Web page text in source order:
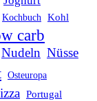
Kochbuch Kohl
carb
Nudeln Nüsse
Osteuropa
Portugal